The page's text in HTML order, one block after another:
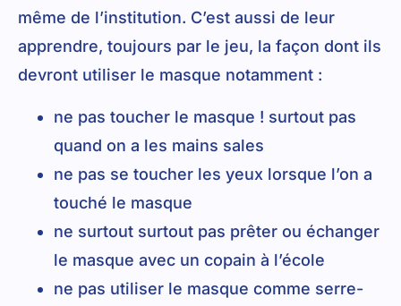
même de l’institution. C’est aussi de leur
apprendre, toujours par le jeu, la façon dont ils
devront utiliser le masque notamment :
ne pas toucher le masque ! surtout pas
quand on a les mains sales
ne pas se toucher les yeux lorsque l’on a
touché le masque
ne surtout surtout pas prêter ou échanger
le masque avec un copain à l’école
ne pas utiliser le masque comme serre-